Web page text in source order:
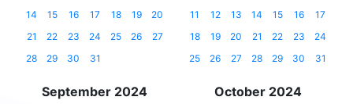
14
15 16 17 18 19
20
21
22 23 24 25 26
27
28
29 30 31
11
12 13 14 15 16
17
18
19 20 21 22 23
24
25
26 27 28 29 30 31
September 2024 October 2024